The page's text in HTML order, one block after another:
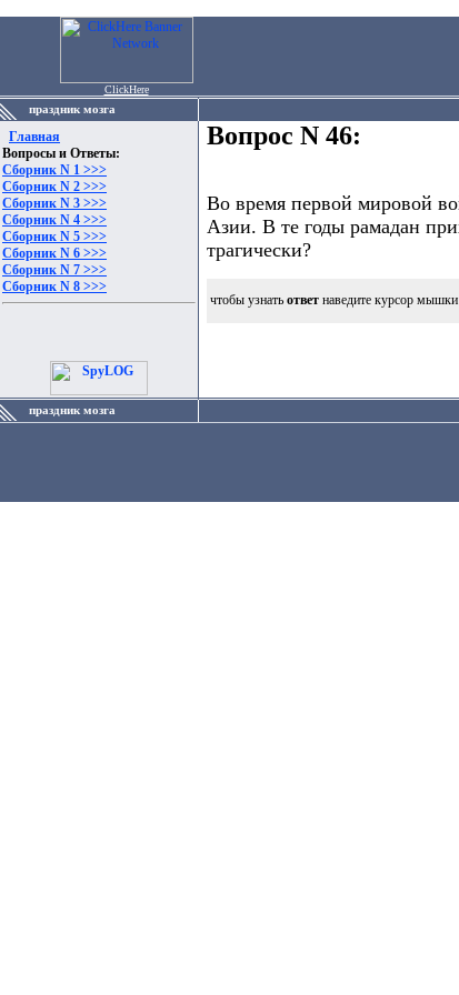
ClickHere
праздник мозга
Главная
Вопросы и Ответы:
Сборник N 1 >>>
Сборник N 2 >>>
Сборник N 3 >>>
Сборник N 4 >>>
Сборник N 5 >>>
Сборник N 6 >>>
Сборник N 7 >>>
Сборник N 8 >>>
Вопрос N 46:
Во время первой мировой
Азии. В те годы рамадан
трагически?
чтобы узнать ответ наведите курсор
праздник мозга